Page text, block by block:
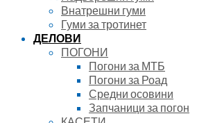
Внатрешни гуми
Гуми за тротинет
ДЕЛОВИ
ПОГОНИ
Погони за МТБ
Погони за Роад
Средни осовини
Запчаници за погон